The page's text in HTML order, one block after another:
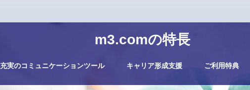
m3.comの特長
充実のコミュニケーションツール キャリア形成支援 ご利用特典